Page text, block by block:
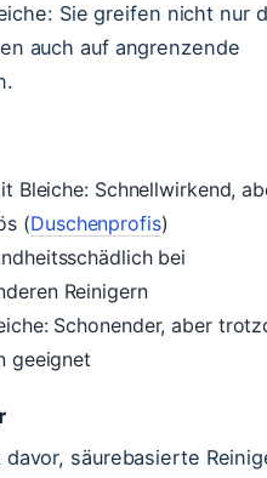
Sie greifen nicht nur
auch auf angrenzende
Bleiche: Schnellwirkend,
(Duschenprofis)
bei
Reinigern
Schonender, aber
geeignet
säurebasierte